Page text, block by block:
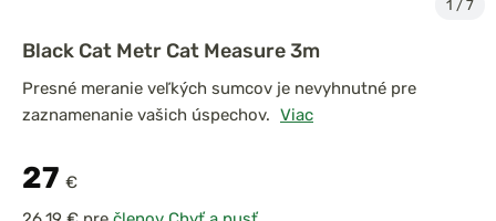
1 / 7
Black Cat Metr Cat Measure 3m
Presné meranie veľkých sumcov je nevyhnutné pre
zaznamenanie vašich úspechov. Viac
27 €